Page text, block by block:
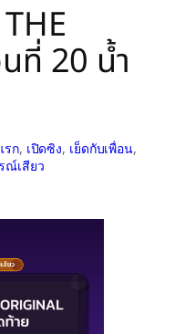
ที่ 20 น้ำ
รก, เปิดซิง, เย็ดกับเพื่อน
ณ์เสียว